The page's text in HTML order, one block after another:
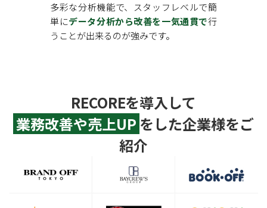
多彩な分析機能で、スタッフレベルで簡
単にデータ分析から改善を一気通貫で行
うことが出来るのが強みです。
RECOREを導⼊して
業務改善や売上UP をした企業様をご
紹介